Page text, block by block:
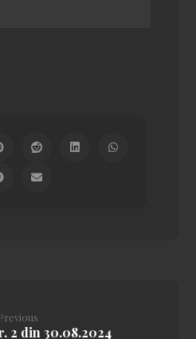
2 din 30.08.2024